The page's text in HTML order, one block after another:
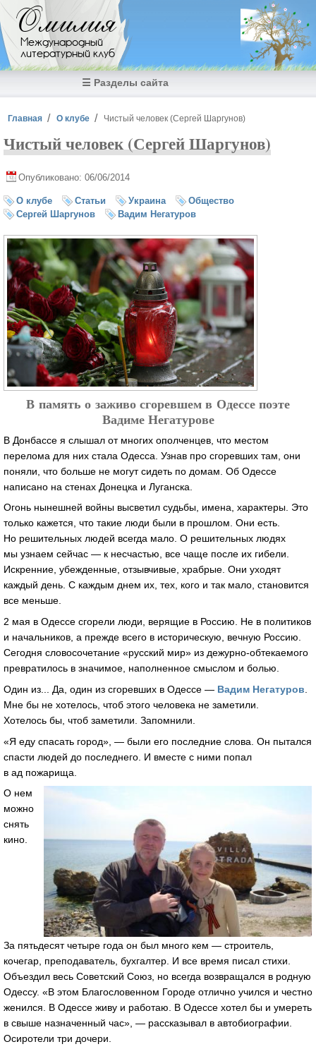
Перейти к основному содержанию
Омилия
Международный
литературный клуб
☰ Разделы сайта
Вы здесь
Главная О клубе Чистый человек (Сергей Шаргунов)
Чистый человек (Сергей Шаргунов)
Опубликовано: 06/06/2014
О клубе Статьи Украина
Общество
Сергей Шаргунов
Вадим Негатуров
В память о заживо сгоревшем в Одессе поэте
Вадиме Негатурове
В Донбассе я слышал от многих ополченцев, что местом
перелома для них стала Одесса. Узнав про сгоревших там, они
поняли, что больше не могут сидеть по домам. Об Одессе
написано на стенах Донецка и Луганска.
Огонь нынешней войны высветил судьбы, имена, характеры. Это
только кажется, что такие люди были в прошлом. Они есть.
Но решительных людей всегда мало. О решительных людях
мы узнаем сейчас — к несчастью, все чаще после их гибели.
Искренние, убежденные, отзывчивые, храбрые. Они уходят
каждый день. С каждым днем их, тех, кого и так мало, становится
все меньше.
2 мая в Одессе сгорели люди, верящие в Россию. Не в политиков
и начальников, а прежде всего в историческую, вечную Россию.
Сегодня словосочетание «русский мир» из дежурно-обтекаемого
превратилось в значимое, наполненное смыслом и болью.
Один из... Да, один из сгоревших в Одессе — Вадим Негатуров
Мне бы не хотелось, чтоб этого человека не заметили.
Хотелось бы, чтоб заметили. Запомнили.
«Я еду спасать город», — были его последние слова. Он пытался
спасти людей до последнего. И вместе с ними попал
в ад пожарища.
О нем
можно
снять
кино.
За пятьдесят четыре года он был много кем — строитель,
кочегар, преподаватель, бухгалтер. И все время писал стихи.
Объездил весь Советский Союз, но всегда возвращался в родную
Одессу. «В этом Благословенном Городе отлично учился и честно
женился. В Одессе живу и работаю. В Одессе хотел бы и умереть
в свыше назначенный час», — рассказывал в автобиографии.
Осиротели три дочери.